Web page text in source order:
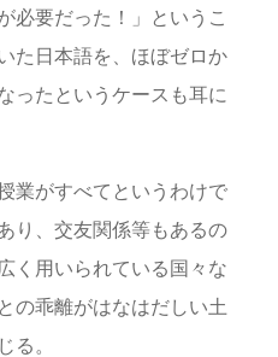
必要だった！」というこ
た日本語を、ほぼゼロか
ったというケースも耳に
業がすべてというわけで
り、交友関係等もあるの
く用いられている国々な
の乖離がはなはだしい土
る。